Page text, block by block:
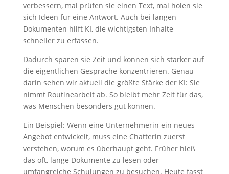
verbessern, mal prüfen sie einen Text, mal holen sie
sich Ideen für eine Antwort. Auch bei langen
Dokumenten hilft KI, die wichtigsten Inhalte
schneller zu erfassen.
Dadurch sparen sie Zeit und können sich stärker auf
die eigentlichen Gespräche konzentrieren. Genau
darin sehen wir aktuell die größte Stärke der KI: Sie
nimmt Routinearbeit ab. So bleibt mehr Zeit für das,
was Menschen besonders gut können.
Ein Beispiel: Wenn eine Unternehmerin ein neues
Angebot entwickelt, muss eine Chatterin zuerst
verstehen, worum es überhaupt geht. Früher hieß
das oft, lange Dokumente zu lesen oder
umfangreiche Schulungen zu besuchen. Heute fasst